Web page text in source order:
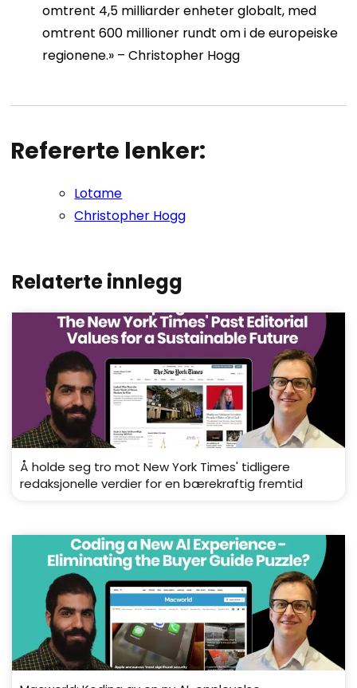
omtrent 4,5 milliarder enheter globalt, med
omtrent 600 millioner rundt om i de europeiske
regionene.» – Christopher Hogg
Refererte lenker:
Lotame
Christopher Hogg
Relaterte innlegg
Å holde seg tro mot New York Times' tidligere
redaksjonelle verdier for en bærekraftig fremtid